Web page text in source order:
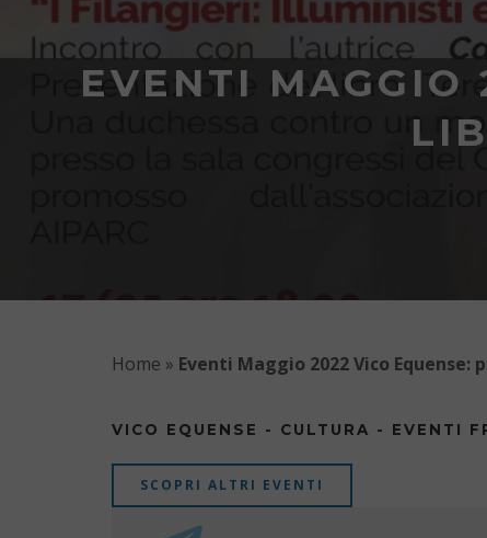
EVENTI MAGGIO
Home » Eventi Maggio 2022 Vico
VICO EQUENSE - CULTURA - EVENTI
SCOPRI ALTRI EVENTI